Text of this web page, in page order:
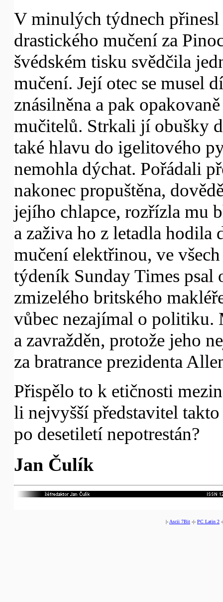
V minulých týdnech
drastického mučení za
švédském tisku svědčila
mučení. Její otec se musel
znásilněna a pak
mučitelů. Strkali jí obušky
také hlavu do igelitového
nemohla dýchat. Pořádali
nakonec propuštěna,
jejího chlapce, rozřízla mu
a zaživa ho z letadla hodila
mučení elektřinou, ve
týdeník Sunday Times psal
zmizelého britského
vůbec nezajímal o politiku.
a zavražděn, protože jeho
za bratrance prezidenta
Přispělo to k etičnosti
li nejvyšší představitel
po desetiletí nepotrestán?
Jan Čulík
|- Ascii 7Bit -|- PC Latin 2